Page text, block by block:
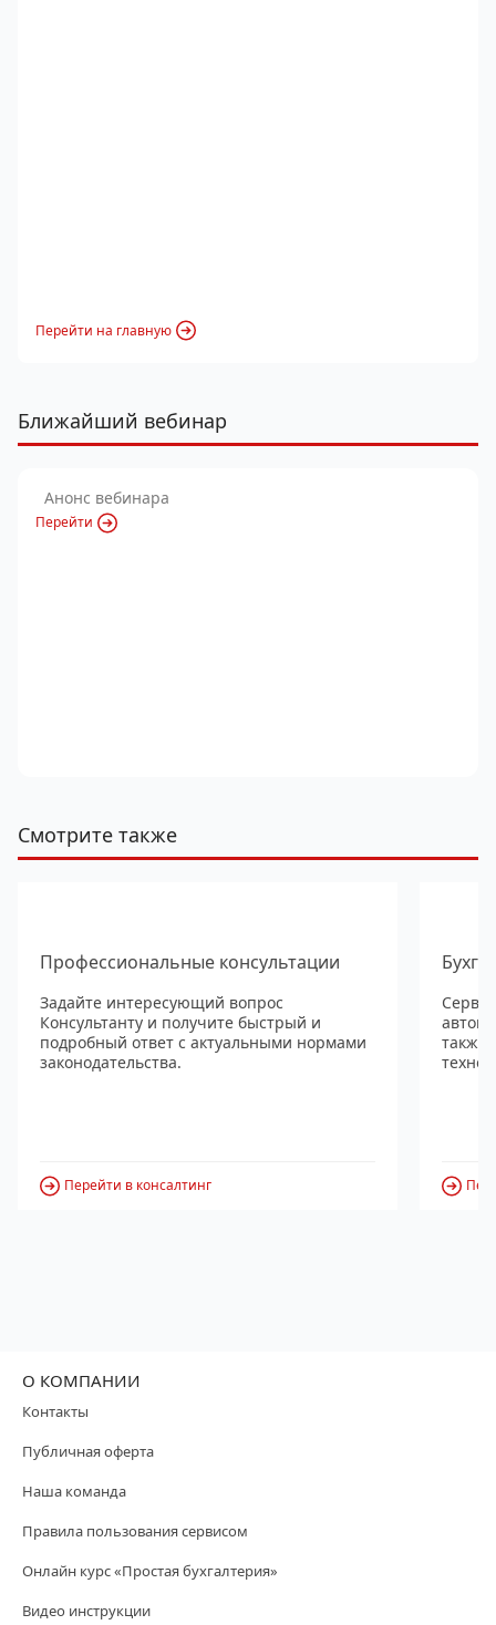
Перейти на главную
Ближайший вебинар
Анонс вебинара
Перейти
Смотрите также
Профессиональные консультации
Задайте интересующий вопрос
Консультанту и получите быстрый и
подробный ответ с актуальными нормами
законодательства.
Перейти в консалтинг
также
О КОМПАНИИ
Контакты
Публичная оферта
Наша команда
Правила пользования сервисом
Онлайн курс «Простая бухгалтерия»
Видео инструкции